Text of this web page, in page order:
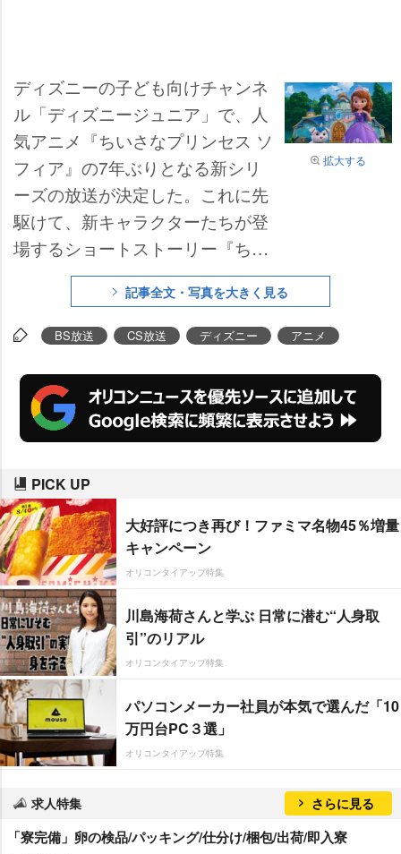
拡大する
ディズニーの子ども向けチャンネ
ル「ディズニージュニア」で、人
気アニメ『ちいさなプリンセス ソ
フィア』の7年ぶりとなる新シリ
ーズの放送が決定した。これに先
駆けて、新キャラクターたちが登
場するショートストーリー『ちい
さなプリンセス ソフィア マジカ
ルフレンズ』が日本初放送され
る。
記事全文・写真を大きく見る
BS放送 CS放送 ディズニー アニメ
PICK UP
大好評につき再び！ファミマ名物45％増量
キャンペーン
オリコンタイアップ特集
川島海荷さんと学ぶ 日常に潜む“人身取
引”のリアル
オリコンタイアップ特集
パソコンメーカー社員が本気で選んだ「10
万円台PC３選」
オリコンタイアップ特集
求人特集 さらに見る
「寮完備」卵の検品/パッキング/仕分け/梱包/出荷/即入寮